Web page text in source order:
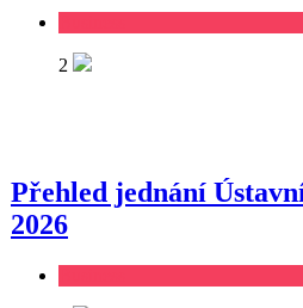
2
Přehled jednání
2026